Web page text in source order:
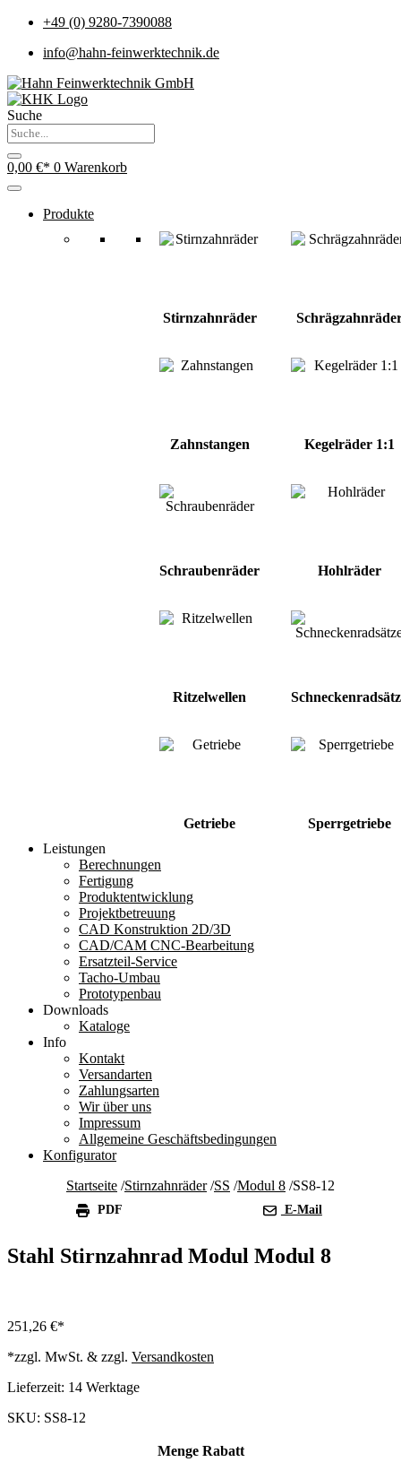
+49 (0) 9280-7390088
info@hahn-feinwerktechnik.de
Suche
0,00 € 0 Warenkorb
Produkte
Stirnzahnräder
Zahnstangen Kegelräder 1:1
Schraubenräder Hohlräder
Ritzelwellen
Getriebe
Sperrgetriebe
Leistungen
Berechnungen
Fertigung
Produktentwicklung
Projektbetreuung
CAD Konstruktion 2D/3D
CAD/CAM CNC-Bearbeitung
Ersatzteil-Service
Tacho-Umbau
Prototypenbau
Downloads
Kataloge
Info
Kontakt
Versandarten
Zahlungsarten
Wir über uns
Impressum
Allgemeine Geschäftsbedingungen
Konfigurator
Startseite /Stirnzahnräder/SS /Modul 8 /SS8-12
PDF E-Mail
Stahl Stirnzahnrad Modul Modul 8
251,26 €
*zzgl. MwSt. & zzgl. Versandkosten
Lieferzeit: 14 Werktage
SKU: SS8-12
Menge Rabatt